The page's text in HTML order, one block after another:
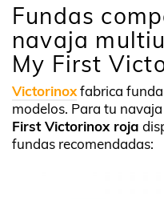
Fundas
navaja
My First
Victorinoxfabrica
modelos. Para tu
First Victorinox roja
fundas recomendadas: